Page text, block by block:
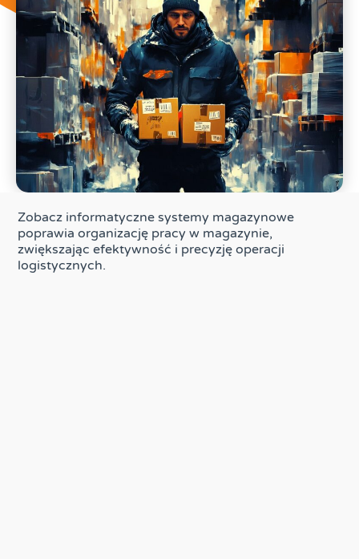
Zobacz informatyczne systemy magazynowe
poprawia organizację pracy w magazynie,
zwiększając efektywność i precyzję operacji
logistycznych.